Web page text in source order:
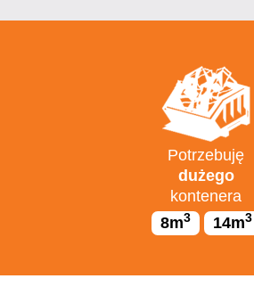
Potrzebuję
dużego
kontenera
8m3 14m3